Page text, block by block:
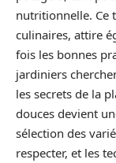
nutritionnelle. Ce
culinaires, attire
fois les bonnes
jardiniers
les secrets de la
douces devient
sélection des
respecter, et les